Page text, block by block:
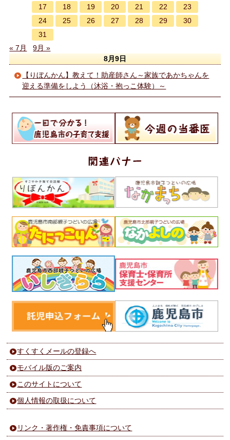
17
18 19 20 21 22
23
24
25 26 27 28 29
30
31
« 7月
9月 »
8月9日
【りぼんかん】教えて！助産師さん～家族であかちゃんを
迎える準備をしよう（沐浴・抱っこ体験）～
すくすくメールの登録へ
モバイル版のご案内
このサイトについて
個人情報の取扱について
リンク・著作権・免責事項について